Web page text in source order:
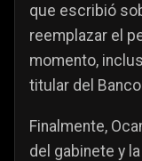
que escribió
reemplazar el
momento,
titular del
Finalmente,
del gabinete y